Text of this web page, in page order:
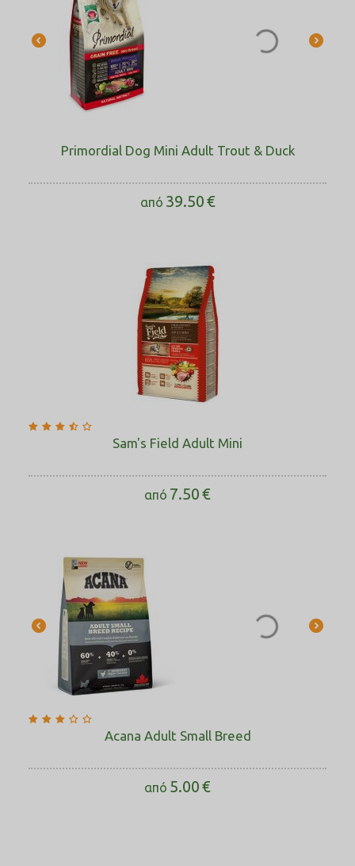
Primordial Dog Mini Adult Trout & Duck
από 39.50€
Sam's Field Adult Mini
από 7.50€
Acana Adult Small Breed
από 5.00€